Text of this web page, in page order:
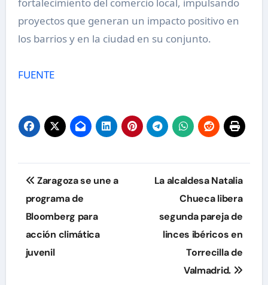
proyectos que generan un impacto positivo en
los barrios y en la ciudad en su conjunto.
FUENTE
Navegación
de
entradas
Zaragoza se une a
programa de
Bloomberg para
acción climática
juvenil
La alcaldesa Natalia
Chueca libera
segunda pareja de
linces ibéricos en
Torrecilla de
Valmadrid.